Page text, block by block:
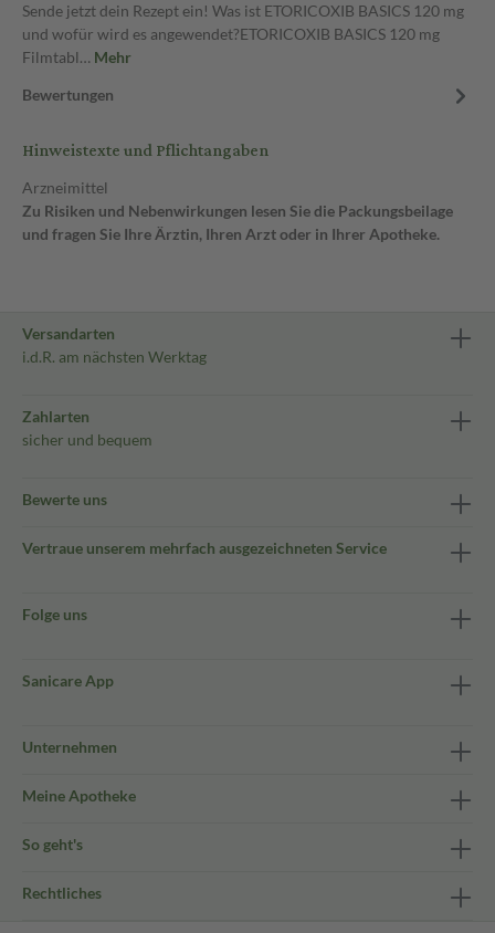
Sende jetzt dein Rezept ein! Was ist ETORICOXIB BASICS 120 mg
und wofür wird es angewendet?ETORICOXIB BASICS 120 mg
Filmtabl… Mehr
Bewertungen
Hinweistexte und Pflichtangaben
Arzneimittel
Zu Risiken und Nebenwirkungen lesen Sie die Packungsbeilage
und fragen Sie Ihre Ärztin, Ihren Arzt oder in Ihrer Apotheke.
Versandarten
i.d.R. am nächsten Werktag
Zahlarten
sicher und bequem
Bewerte uns
Vertraue unserem mehrfach ausgezeichneten Service
Folge uns
Sanicare App
Unternehmen
Meine Apotheke
So geht's
Rechtliches